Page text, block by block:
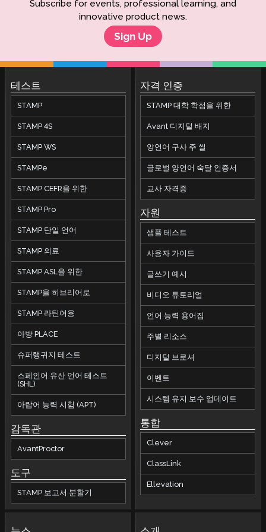
Subscribe for events, professional learning, and
innovative product news.
Sign Up
테스트
STAMP
STAMP 4S
STAMP WS
STAMPe
STAMP CEFR을 위한
STAMP Pro
STAMP 단일 언어
STAMP 의료
STAMP ASL을 위한
STAMP을 히브리어로
STAMP 라틴어용
아방 PLACE
슈퍼랭귀지 테스트
스페인어 유산 언어 테스트
(SHL)
아랍어 능력 시험 (APT)
감독관
AvantProctor
도구
STAMP 보고서 분할기
자격 인증
STAMP 대학 학점을 위한
Avant 디지털 배지
양언어 구사 주 씰
글로벌 양언어 숙달 인증서
교사 자격증
자원
샘플 테스트
사용자 가이드
글쓰기 예시
비디오 튜토리얼
언어 능력 용어집
주별 리소스
디지털 브로셔
이벤트
시스템 유지 보수 업데이트
통합
Clever
ClassLink
Ellevation